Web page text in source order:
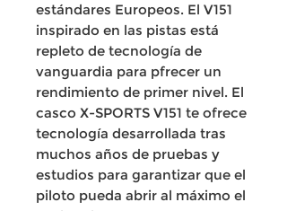
estándares Europeos. El V151
inspirado en las pistas está
repleto de tecnología de
vanguardia para pfrecer un
rendimiento de primer nivel. El
casco X-SPORTS V151 te ofrece
tecnología desarrollada tras
muchos años de pruebas y
estudios para garantizar que el
piloto pueda abrir al máximo el